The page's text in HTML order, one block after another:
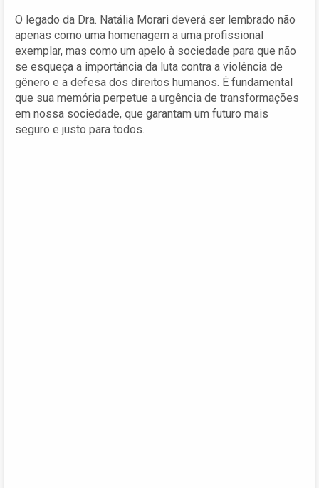
O legado da Dra. Natália Morari deverá ser lembrado não
apenas como uma homenagem a uma profissional
exemplar, mas como um apelo à sociedade para que não
se esqueça a importância da luta contra a violência de
gênero e a defesa dos direitos humanos. É fundamental
que sua memória perpetue a urgência de transformações
em nossa sociedade, que garantam um futuro mais
seguro e justo para todos.